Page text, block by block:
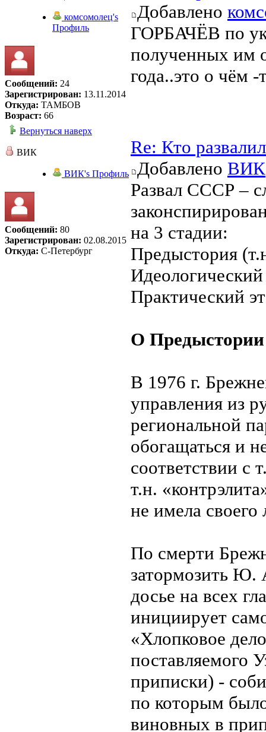
комсомолец's
Профиль
Сообщений: 24
Зарегистрирован: 13.11.2014
Откуда: ТАМБОВ
Возраст: 66
Добавлено
ГОРБАЧЁВ по
полученных им
года..это о чём -
Вернуться наверх
ВИК
ВИК's Профиль
Сообщений: 80
Зарегистрирован: 02.08.2015
Откуда: С-Петербург
Re: Кто
Добавлено ВИК
Развал СССР –
на 3 стадии:
Предыстория
Практический
О Предыстории
В 1976 г.
управления из
региональной
обогащаться и
соответствии с
т.н.
не имела своего
По смерти
затормозить
досье на всех
инициирует
«Хлопковое
поставляемого
приписки) -
по которым
виновных в